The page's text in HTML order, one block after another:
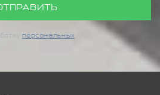
персональных